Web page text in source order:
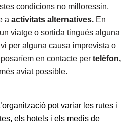
condicions no milloressin,
a activitats alternatives. En
viatge o sortida tingués alguna
per alguna causa imprevista o
en contacte per telèfon,
aviat possible.
pot variar les rutes i
els hotels i els medis de